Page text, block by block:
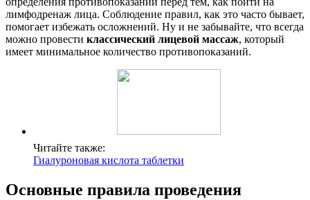
лимфодренаж лица. Соблюдение правил, как это часто бывает,
помогает избежать осложнений. Ну и не забывайте, что всегда
можно провести классический лицевой массаж, который
имеет минимальное количество противопоказаний.
Читайте также:
Гиалуроновая кислота таблетки
Основные правила проведения